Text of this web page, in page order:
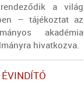
a világ
– tájékoztat az
akadémia
hivatkozva.